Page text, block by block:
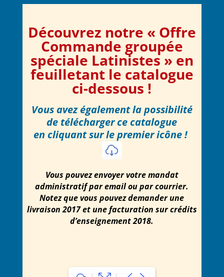
Découvrez notre « Offre
Commande groupée
spéciale Latinistes » en
feuilletant le catalogue
ci-dessous !
Vous avez également la possibilité
de télécharger ce catalogue
en cliquant sur le premier icône !
Vous pouvez envoyer votre mandat
administratif par email ou par courrier.
Notez que vous pouvez demander une
livraison 2017 et une facturation sur crédits
d’enseignement 2018.